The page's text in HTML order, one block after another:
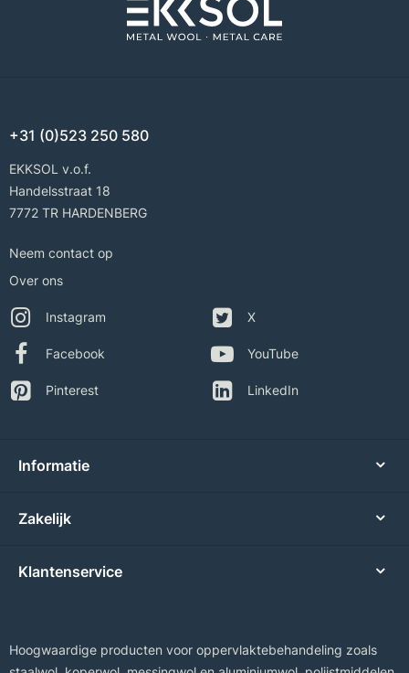
+31 (0)523 250 580
EKKSOL v.o.f.
Handelsstraat 18
7772 TR HARDENBERG
Neem contact op
Over ons
Instagram
Facebook
Pinterest
X
YouTube
LinkedIn
Informatie
Zakelijk
Klantenservice
Hoogwaardige producten voor oppervlaktebehandeling zoals